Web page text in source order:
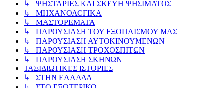
↳ ΨΗΣΤΑΡΙΕΣ ΚΑΙ ΣΚΕΥΗ ΨΗΣΙΜΑΤΟΣ
↳ ΜΗΧΑΝΟΛΟΓΙΚΑ
↳ ΜΑΣΤΟΡΕΜΑΤΑ
↳ ΠΑΡΟΥΣΙΑΣΗ ΤΟΥ ΕΞΟΠΛΙΣΜΟΥ ΜΑΣ
↳ ΠΑΡΟΥΣΙΑΣΗ ΑΥΤΟΚΙΝΟΥΜΕΝΩΝ
↳ ΠΑΡΟΥΣΙΑΣΗ ΤΡΟΧΟΣΠΙΤΩΝ
↳ ΠΑΡΟΥΣΙΑΣΗ ΣΚΗΝΩΝ
ΤΑΞΙΔΙΩΤΙΚΕΣ ΙΣΤΟΡΙΕΣ
↳ ΣΤΗΝ ΕΛΛΑΔΑ